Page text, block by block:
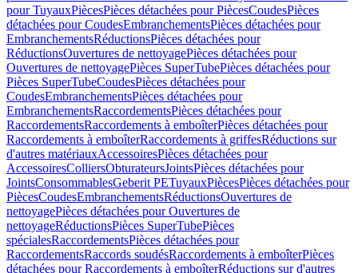
pour TuyauxPiècesPièces détachées pour PiècesCoudesPièces
détachées pour CoudesEmbranchementsPièces détachées pour
EmbranchementsRéductionsPièces détachées pour
RéductionsOuvertures de nettoyagePièces détachées pour
Ouvertures de nettoyagePièces SuperTubePièces détachées pour
Pièces SuperTubeCoudesPièces détachées pour
CoudesEmbranchementsPièces détachées pour
EmbranchementsRaccordementsPièces détachées pour
RaccordementsRaccordements à emboîterPièces détachées pour
Raccordements à emboîterRaccordements à griffesRéductions sur
d'autres matériauxAccessoiresPièces détachées pour
AccessoiresColliersObturateursJointsPièces détachées pour
JointsConsommablesGeberit PETuyauxPiècesPièces détachées pour
PiècesCoudesEmbranchementsRéductionsOuvertures de
nettoyagePièces détachées pour Ouvertures de
nettoyageRéductionsPièces SuperTubePièces
spécialesRaccordementsPièces détachées pour
RaccordementsRaccords soudésRaccordements à emboîterPièces
détachées pour Raccordements à emboîterRéductions sur d'autres